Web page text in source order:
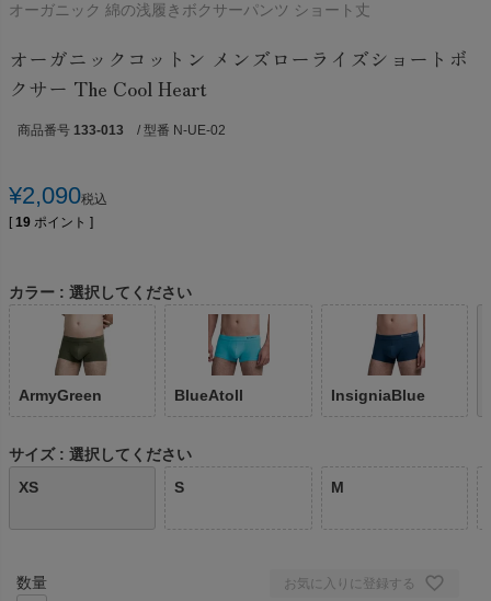
オーガニック 綿の浅履きボクサーパンツ ショート丈
オーガニックコットン メンズローライズショートボ
クサー The Cool Heart
商品番号 133-013 / 型番 N-UE-02
¥2,090税込
[ 19 ポイント ]
カラー 選択してください
ArmyGreen BlueAtoll InsigniaBlue
サイズ
選択してください
XS
S M
お気に入りに登録する